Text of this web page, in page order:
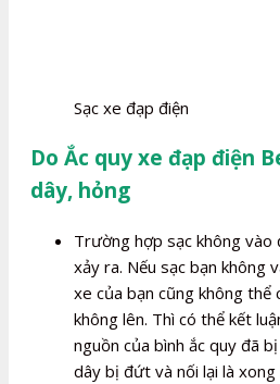
Sạc xe đạp điện
Do Ắc quy xe đạp điện
dây, hỏng
Trường hợp sạc không
xảy ra. Nếu sạc bạn không
xe của bạn cũng không thể
không lên. Thì có thể kết
nguồn của bình ắc quy đã
dây bị đứt và nối lại là xong